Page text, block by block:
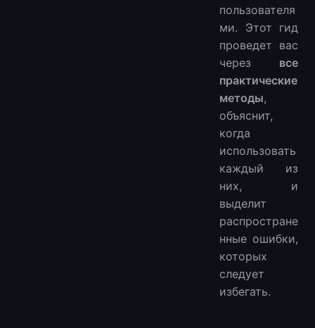
пользователя
ми. Этот гид
проведет вас
через все
практические
методы,
объяснит,
когда
использовать
каждый из
них, и
выделит
распростране
нные ошибки,
которых
следует
избегать.